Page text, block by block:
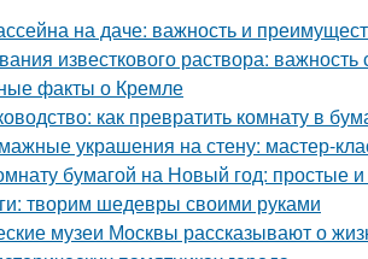
на даче: важность и
известкового раствора:
факты о Кремле
как превратить комнату в
украшения на стену: мастер-
бумагой на Новый год: простые
творим шедевры своими руками
музеи Москвы рассказывают о